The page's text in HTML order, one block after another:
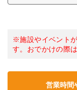
※施設やイベント
す。おでかけの際
営業時間